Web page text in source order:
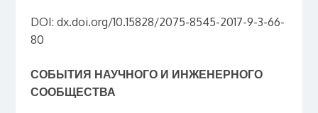
DOI: dx.doi.org/10.15828/2075-8545-2017-9-3-66-
80
СОБЫТИЯ НАУЧНОГО И ИНЖЕНЕРНОГО
СООБЩЕСТВА